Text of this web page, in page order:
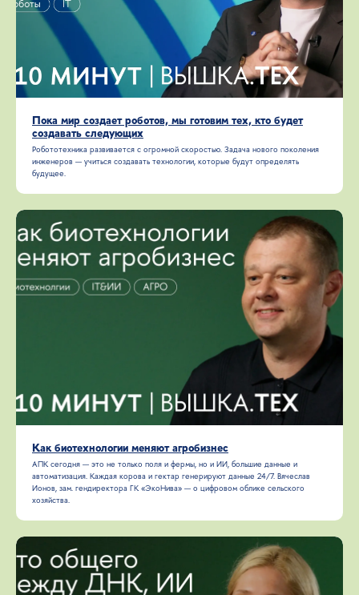
Пока мир создает роботов, мы готовим тех, кто будет
создавать следующих
Робототехника развивается с огромной скоростью. Задача нового поколения
инженеров — учиться создавать технологии, которые будут определять
будущее.
Как биотехнологии меняют агробизнес
АПК сегодня — это не только поля и фермы, но и ИИ, большие данные и
автоматизация. Каждая корова и гектар генерируют данные 24/7. Вячеслав
Ионов, зам. гендиректора ГК «ЭкоНива» — о цифровом облике сельского
хозяйства.